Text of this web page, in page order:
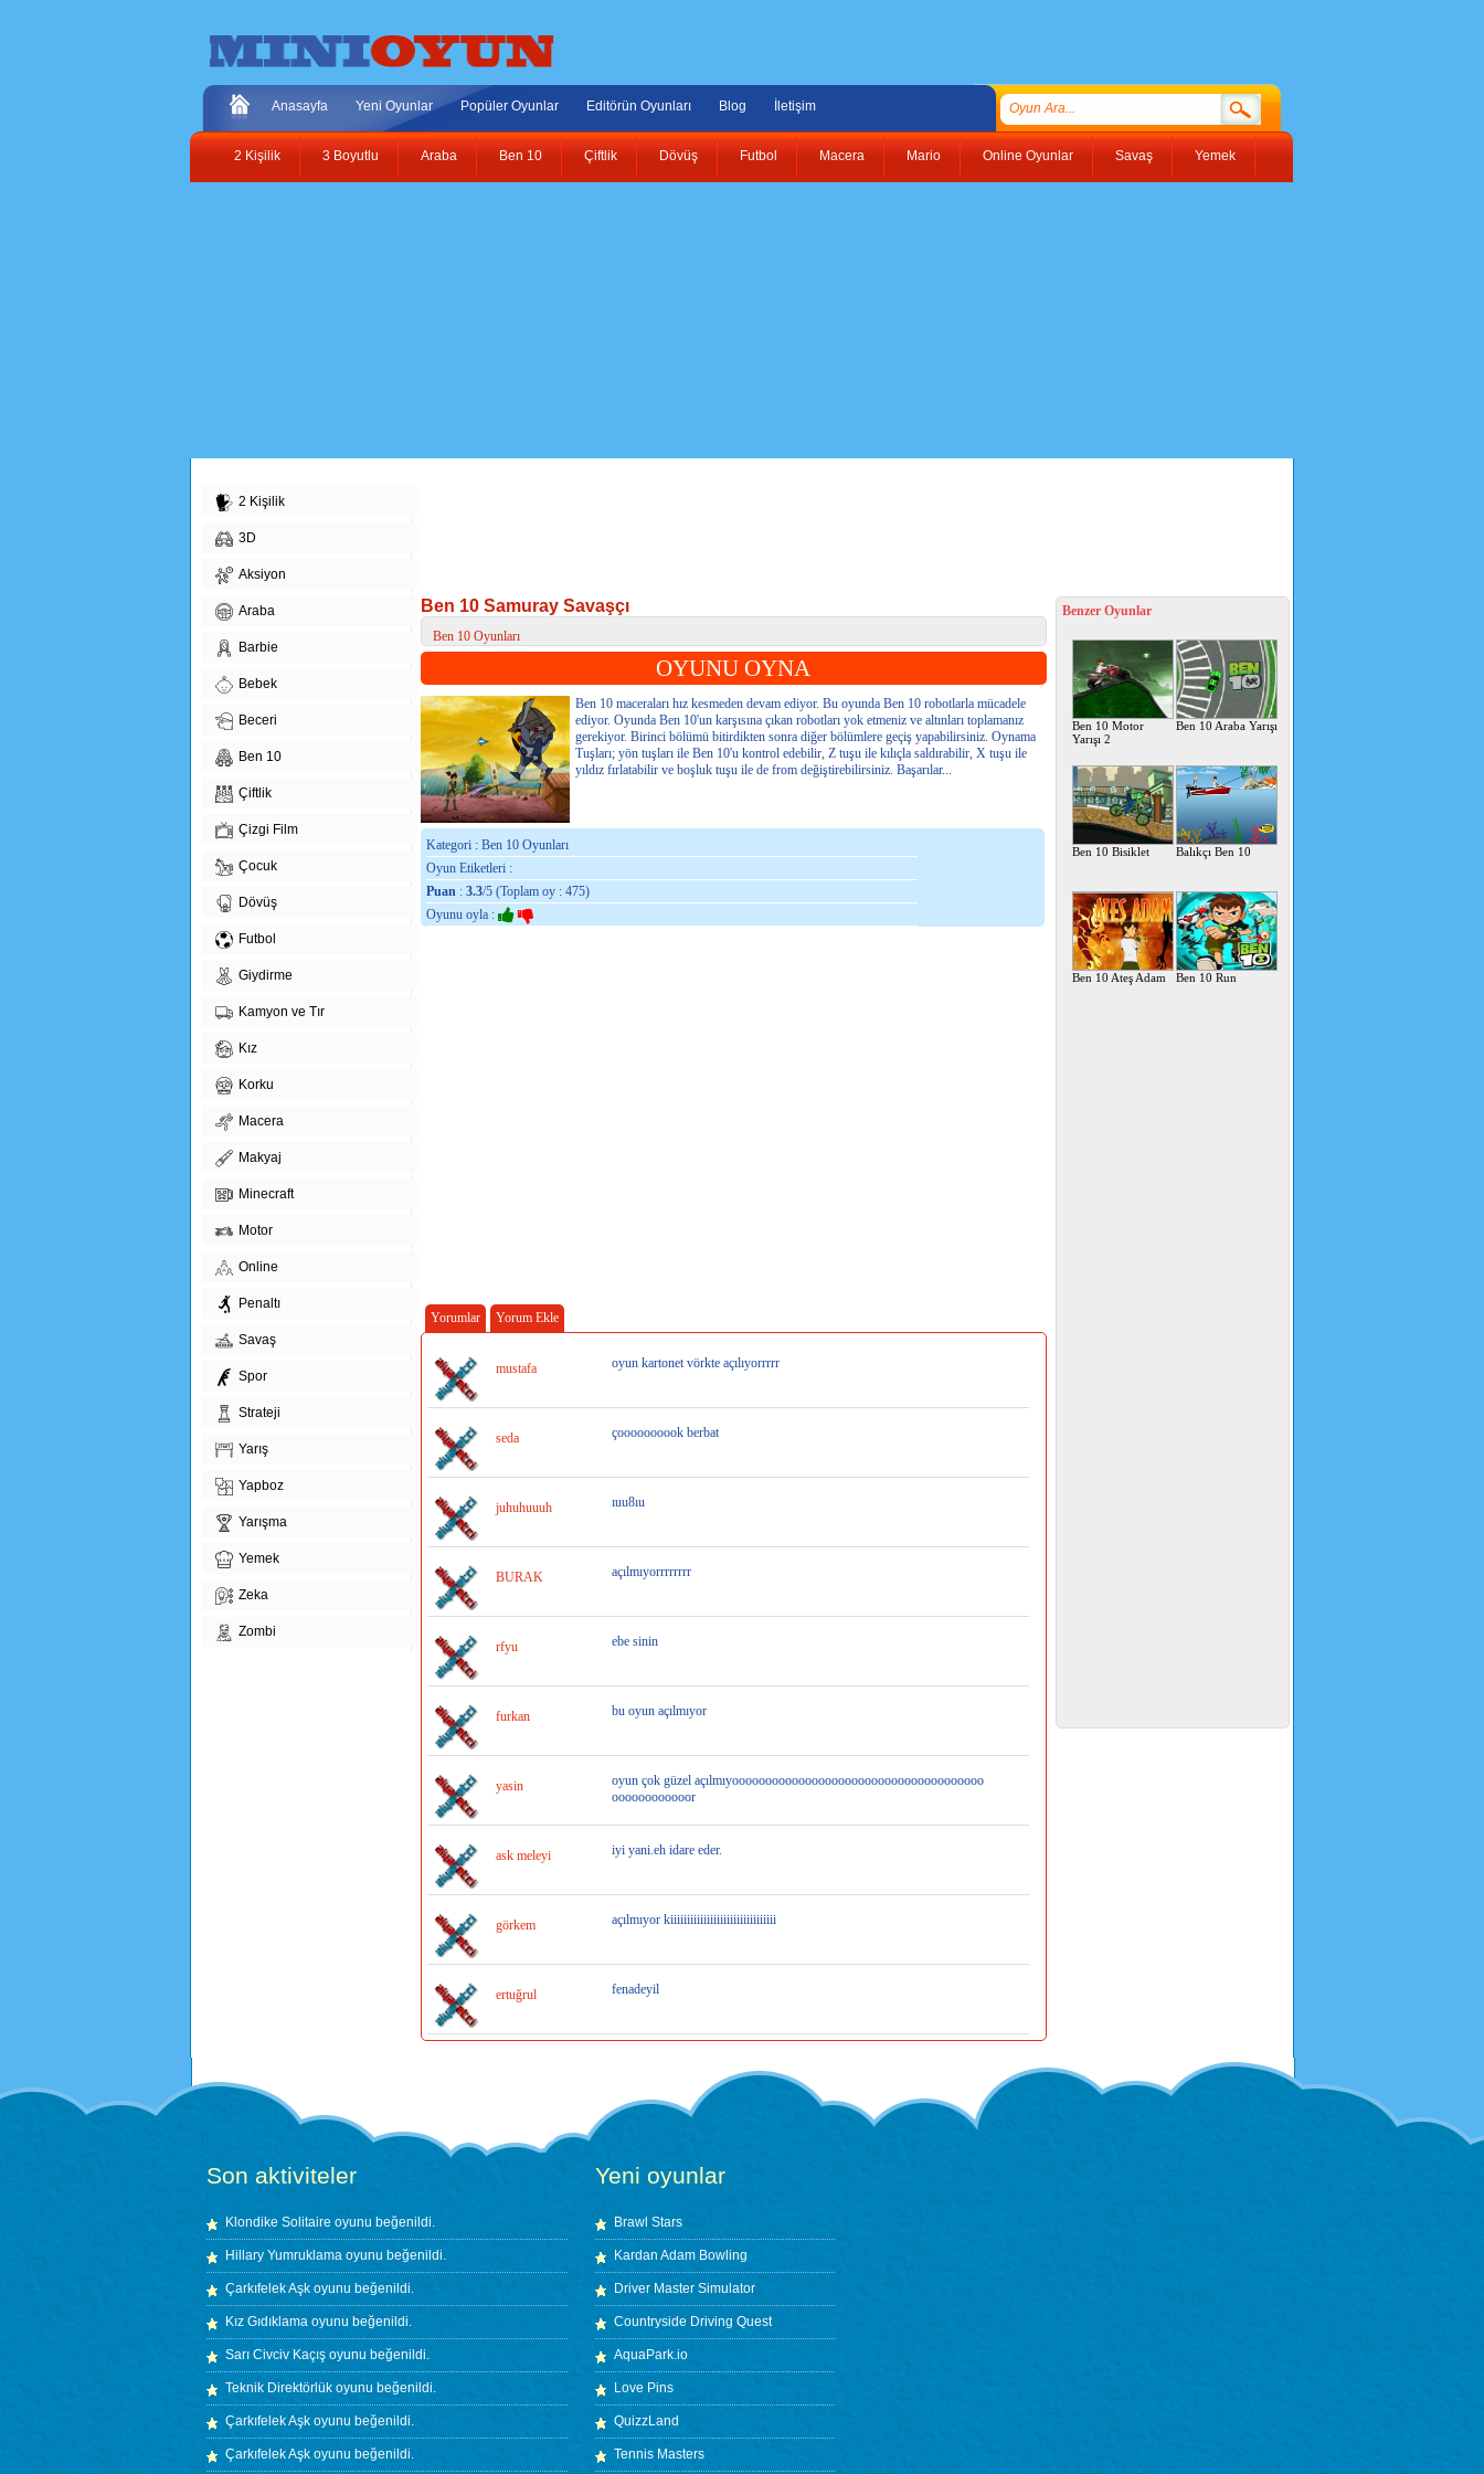
Anasayfa Yeni Oyunlar Popüler Oyunlar Editörün Oyunları Blog İletişim
2 Kişilik 3 Boyutlu Araba Ben 10 Çiftlik Dövüş Futbol Macera Mario Online Oyunlar Savaş Yemek
2 Kişilik
3D
Aksiyon
Araba
Barbie
Bebek
Beceri
Ben 10
Çiftlik
Çizgi Film
Çocuk
Dövüş
Futbol
Giydirme
Kamyon ve Tır
Kız
Korku
Macera
Makyaj
Minecraft
Motor
Online
Penaltı
Savaş
Spor
Strateji
Yarış
Yapboz
Yarışma
Yemek
Zeka
Zombi
Ben 10 Samuray Savaşçı
Ben 10 Oyunları
OYUNU OYNA
Ben 10 maceraları hız kesmeden devam ediyor. Bu oyunda Ben 10 robotlarla mücadele
ediyor. Oyunda Ben 10'un karşısına çıkan robotları yok etmeniz ve altınları toplamanız
gerekiyor. Birinci bölümü bitirdikten sonra diğer bölümlere geçiş yapabilirsiniz. Oynama
Tuşları; yön tuşları ile Ben 10'u kontrol edebilir, Z tuşu ile kılıçla saldırabilir, X tuşu ile
yıldız fırlatabilir ve boşluk tuşu ile de from değiştirebilirsiniz. Başarılar...
Kategori : Ben 10 Oyunları
Oyun Etiketleri :
Puan : 3.3/5 (Toplam oy : 475)
Oyunu oyla :
Yorumlar Yorum Ekle
mustafa oyun kartonet vörkte açılıyorrrrr
seda çoooooooook berbat
juhuhuuuh ıuu8ıu
BURAK açılmıyorrrrrrrr
rfyu ebe sinin
furkan bu oyun açılmıyor
yasin
oyun çok güzel açılmıyoooooooooooooooooooooooooooooooooooooo
oooooooooooor
ask meleyi iyi yani.eh idare eder.
görkem açılmıyor kiiiiiiiiiiiiiiiiiiiiiiiiiiiiiiii
ertuğrul fenadeyil
Benzer Oyunlar
Ben 10 Motor
Yarışı 2
Ben 10 Araba Yarışı
Ben 10 Bisiklet Balıkçı Ben 10
Ben 10 Ateş Adam Ben 10 Run
Son aktiviteler
Klondike Solitaire oyunu beğenildi.
Hillary Yumruklama oyunu beğenildi.
Çarkıfelek Aşk oyunu beğenildi.
Kız Gıdıklama oyunu beğenildi.
Sarı Civciv Kaçış oyunu beğenildi.
Teknik Direktörlük oyunu beğenildi.
Çarkıfelek Aşk oyunu beğenildi.
Çarkıfelek Aşk oyunu beğenildi.
Yeni oyunlar
Brawl Stars
Kardan Adam Bowling
Driver Master Simulator
Countryside Driving Quest
AquaPark.io
Love Pins
QuizzLand
Tennis Masters